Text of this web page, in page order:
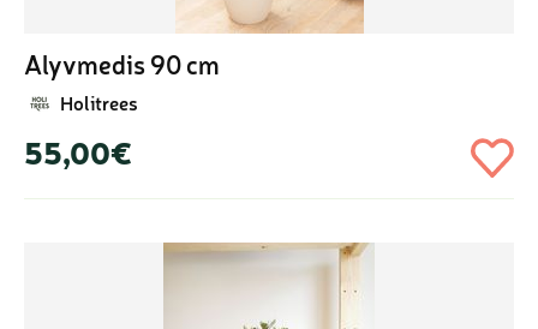
Alyvmedis 90 cm
Holitrees
55,00€